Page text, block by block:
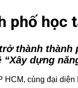
phố học
thành thành
dựng
cùng đại